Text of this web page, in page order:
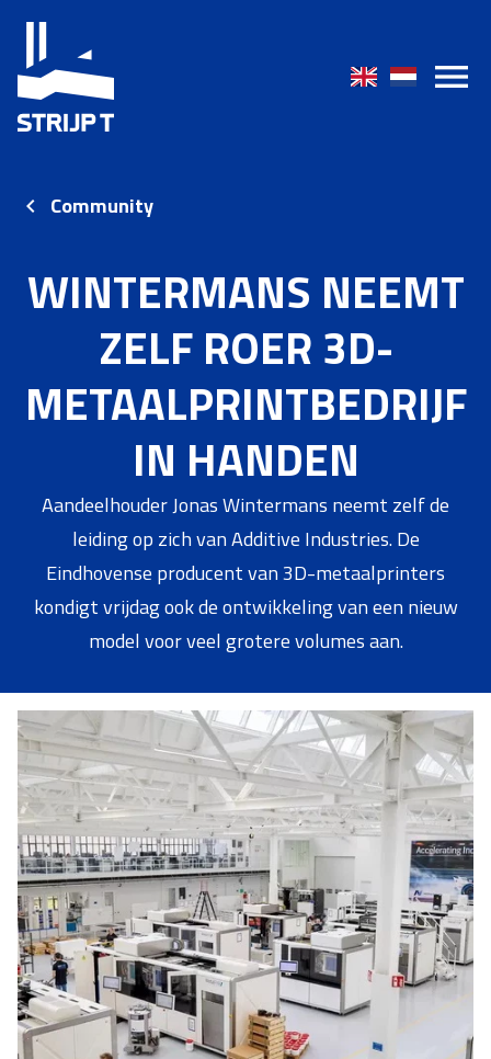
Community
WINTERMANS NEEMT
ZELF ROER 3D-
METAALPRINTBEDRIJF
IN HANDEN
Aandeelhouder Jonas Wintermans neemt zelf de
leiding op zich van Additive Industries. De
Eindhovense producent van 3D-metaalprinters
kondigt vrijdag ook de ontwikkeling van een nieuw
model voor veel grotere volumes aan.